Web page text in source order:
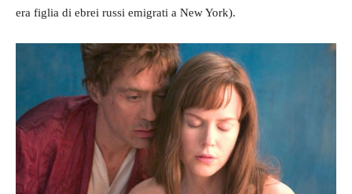
era figlia di ebrei russi emigrati a New York).